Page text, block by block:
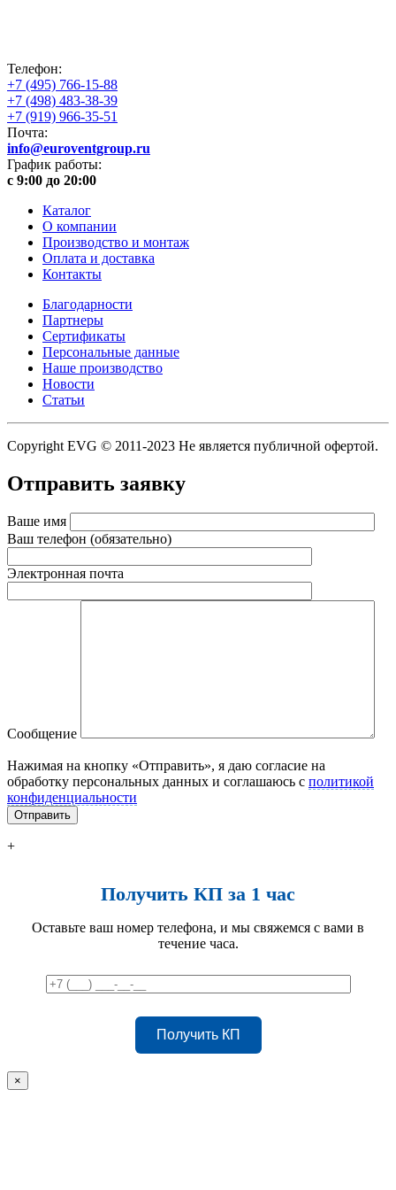
Телефон:
+7 (495) 766-15-88
+7 (498) 483-38-39
+7 (919) 966-35-51
Почта:
info@euroventgroup.ru
График работы:
с 9:00 до 20:00
Каталог
О компании
Производство и монтаж
Оплата и доставка
Контакты
Благодарности
Партнеры
Сертификаты
Персональные данные
Наше производство
Новости
Статьи
Copyright EVG © 2011-2023 Не является публичной офертой.
Отправить заявку
Ваше имя
Ваш телефон (обязательно)
Электронная почта
Сообщение
Нажимая на кнопку «Отправить», я даю согласие на
обработку персональных данных и соглашаюсь c политикой
конфиденциальности
+
Получить КП за 1 час
Оставьте ваш номер телефона, и мы свяжемся с вами в
течение часа.
×